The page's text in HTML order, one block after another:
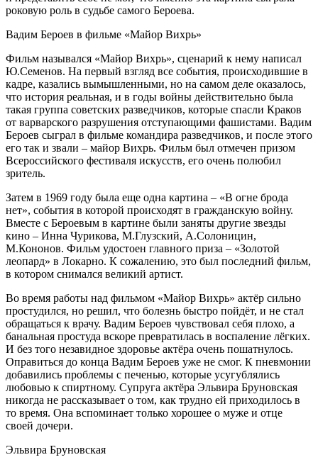
роковую роль в судьбе самого Бероева.
Вадим Бероев в фильме «Майор Вихрь»
Фильм назывался «Майор Вихрь», сценарий к нему написал
Ю.Семенов. На первый взгляд все события, происходившие в
кадре, казались вымышленными, но на самом деле оказалось,
что история реальная, и в годы войны действительно была
такая группа советских разведчиков, которые спасли Краков
от варварского разрушения отступающими фашистами. Вадим
Бероев сыграл в фильме командира разведчиков, и после этого
его так и звали – майор Вихрь. Фильм был отмечен призом
Всероссийского фестиваля искусств, его очень полюбил
зритель.
Затем в 1969 году была еще одна картина – «В огне брода
нет», события в которой происходят в гражданскую войну.
Вместе с Бероевым в картине были заняты другие звезды
кино – Инна Чурикова, М.Глузский, А.Солоницин,
М.Кононов. Фильм удостоен главного приза – «Золотой
леопард» в Локарно. К сожалению, это был последний фильм,
в котором снимался великий артист.
Во время работы над фильмом «Майор Вихрь» актёр сильно
простудился, но решил, что болезнь быстро пойдёт, и не стал
обращаться к врачу. Вадим Бероев чувствовал себя плохо, а
банальная простуда вскоре превратилась в воспаление лёгких.
И без того незавидное здоровье актёра очень пошатнулось.
Оправиться до конца Вадим Бероев уже не смог. К пневмонии
добавились проблемы с печенью, которые усугублялись
любовью к спиртному. Супруга актёра Эльвира Бруновская
никогда не рассказывает о том, как трудно ей приходилось в
то время. Она вспоминает только хорошее о муже и отце
своей дочери.
Эльвира Бруновская